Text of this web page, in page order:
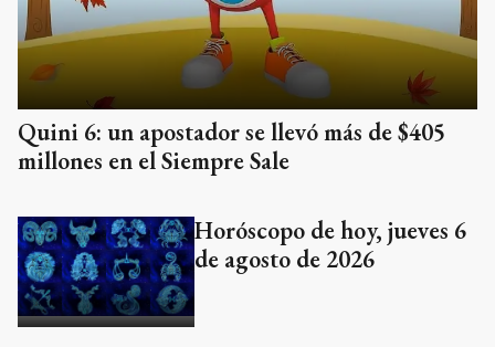
Quini 6: un apostador se llevó más de $405
millones en el Siempre Sale
Horóscopo de hoy, jueves 6
de agosto de 2026